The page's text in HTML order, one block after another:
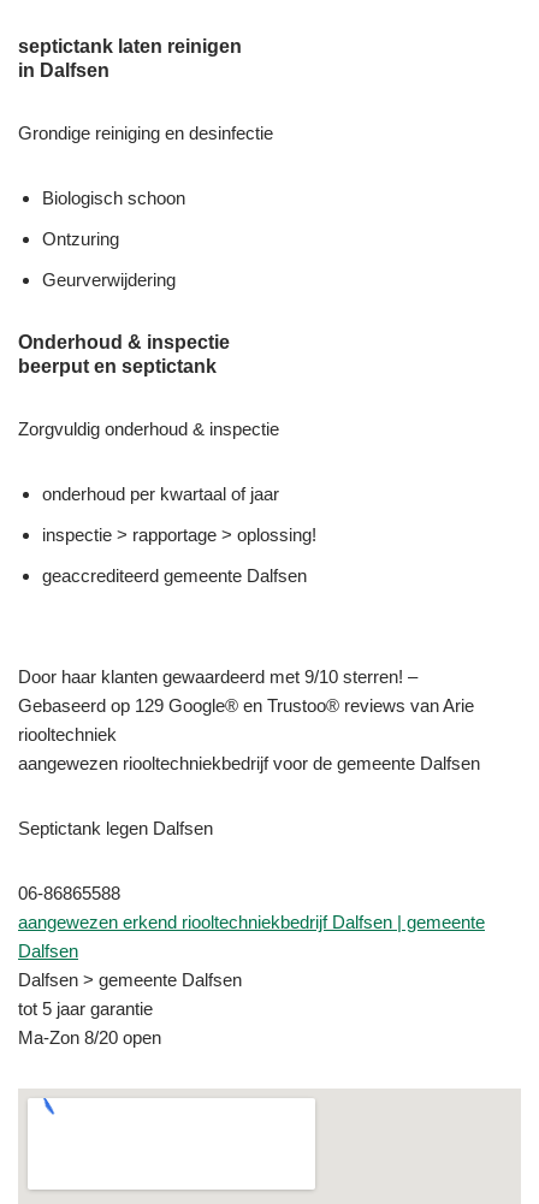
septictank laten reinigen
in Dalfsen
Grondige reiniging en desinfectie
Biologisch schoon
Ontzuring
Geurverwijdering
Onderhoud & inspectie
beerput en septictank
Zorgvuldig onderhoud & inspectie
onderhoud per kwartaal of jaar
inspectie > rapportage > oplossing!
geaccrediteerd gemeente Dalfsen
Door haar klanten gewaardeerd met 9/10 sterren! –
Gebaseerd op 129 Google® en Trustoo® reviews van Arie
riooltechniek
aangewezen riooltechniekbedrijf voor de gemeente Dalfsen
Septictank legen Dalfsen
06-86865588
aangewezen erkend riooltechniekbedrijf Dalfsen | gemeente
Dalfsen
Dalfsen > gemeente Dalfsen
tot 5 jaar garantie
Ma-Zon 8/20 open